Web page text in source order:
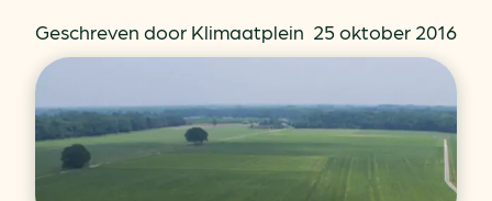
Geschreven door Klimaatplein 25 oktober 2016